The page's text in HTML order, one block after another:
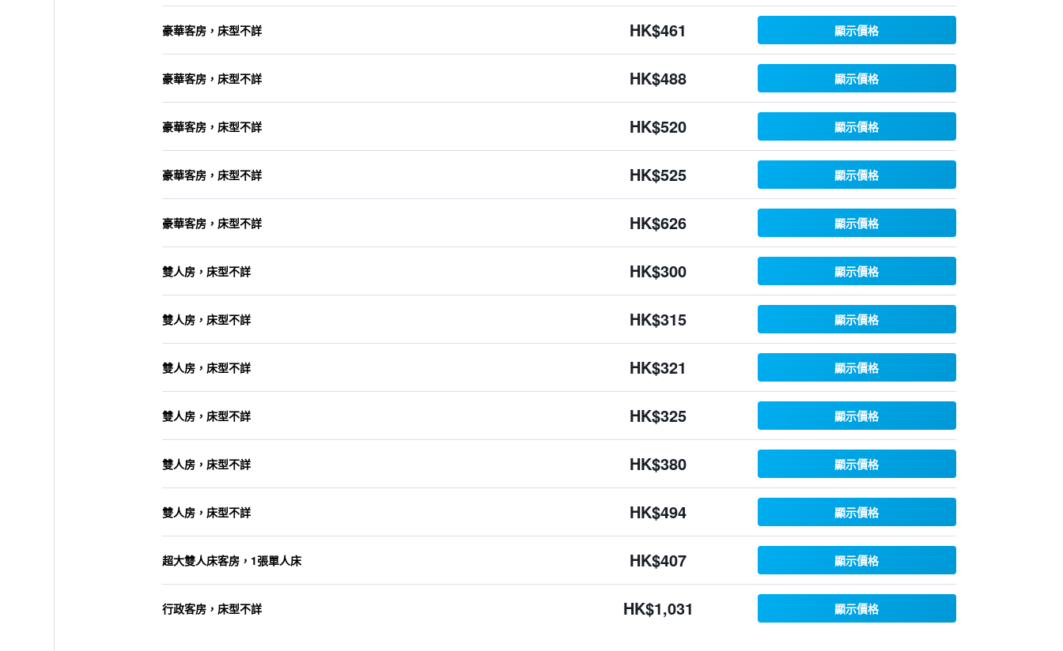
豪華客房，床型不詳 HK$461 顯示價格
豪華客房，床型不詳 HK$488 顯示價格
豪華客房，床型不詳 HK$520 顯示價格
豪華客房，床型不詳 HK$525 顯示價格
豪華客房，床型不詳 HK$626 顯示價格
雙人房，床型不詳 HK$300 顯示價格
雙人房，床型不詳 HK$315 顯示價格
雙人房，床型不詳 HK$321 顯示價格
雙人房，床型不詳 HK$325 顯示價格
雙人房，床型不詳 HK$380 顯示價格
雙人房，床型不詳 HK$494 顯示價格
超大雙人床客房，1張單人床 HK$407 顯示價格
行政客房，床型不詳 HK$1,031 顯示價格